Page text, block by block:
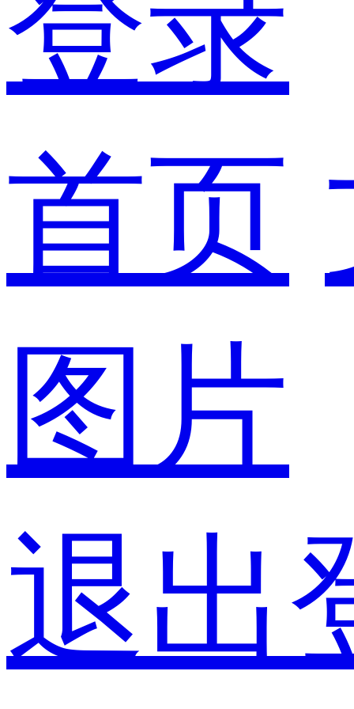
首页
图片
退出